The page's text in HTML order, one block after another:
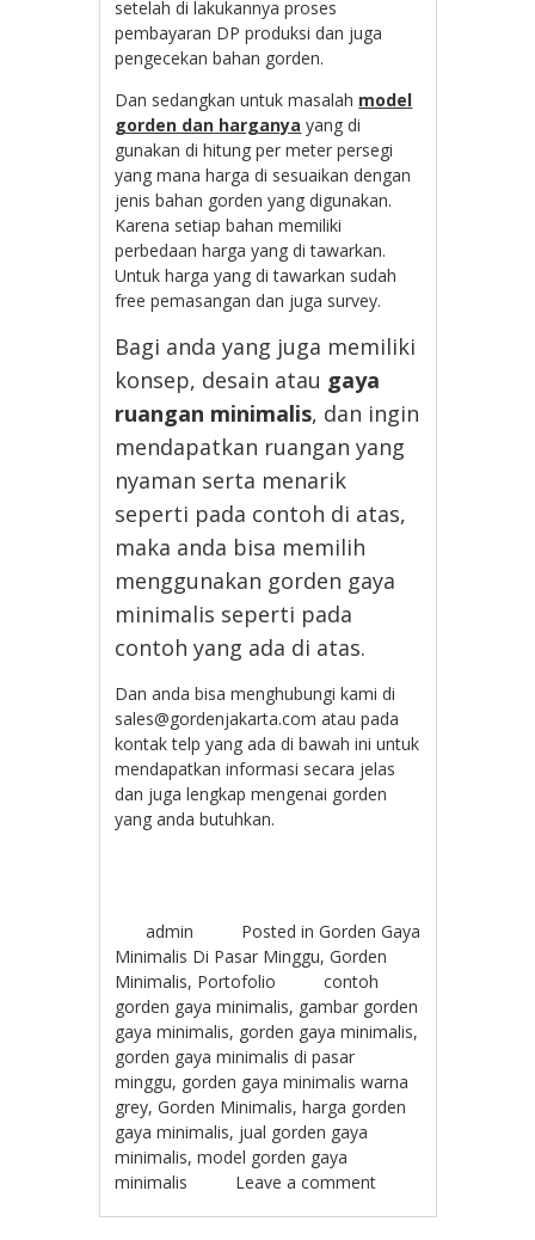
setelah di lakukannya proses
pembayaran DP produksi dan juga
pengecekan bahan gorden.
Dan sedangkan untuk masalah model
gorden dan harganya yang di
gunakan di hitung per meter persegi
yang mana harga di sesuaikan dengan
jenis bahan gorden yang digunakan.
Karena setiap bahan memiliki
perbedaan harga yang di tawarkan.
Untuk harga yang di tawarkan sudah
free pemasangan dan juga survey.
Bagi anda yang juga memiliki
konsep, desain atau gaya
ruangan minimalis, dan ingin
mendapatkan ruangan yang
nyaman serta menarik
seperti pada contoh di atas,
maka anda bisa memilih
menggunakan gorden gaya
minimalis seperti pada
contoh yang ada di atas.
Dan anda bisa menghubungi kami di
sales@gordenjakarta.com atau pada
kontak telp yang ada di bawah ini untuk
mendapatkan informasi secara jelas
dan juga lengkap mengenai gorden
yang anda butuhkan.
admin Posted inGorden Gaya
Minimalis Di Pasar Minggu,Gorden
Minimalis, Portofolio
contoh
gorden gaya minimalis, gambar gorden
gaya minimalis, gorden gaya minimalis,
gorden gaya minimalis di pasar
minggu, gorden gaya minimalis warna
grey,Gorden Minimalis,harga gorden
gaya minimalis, jual gorden gaya
minimalis,model gorden gaya
minimalis
Leave a comment